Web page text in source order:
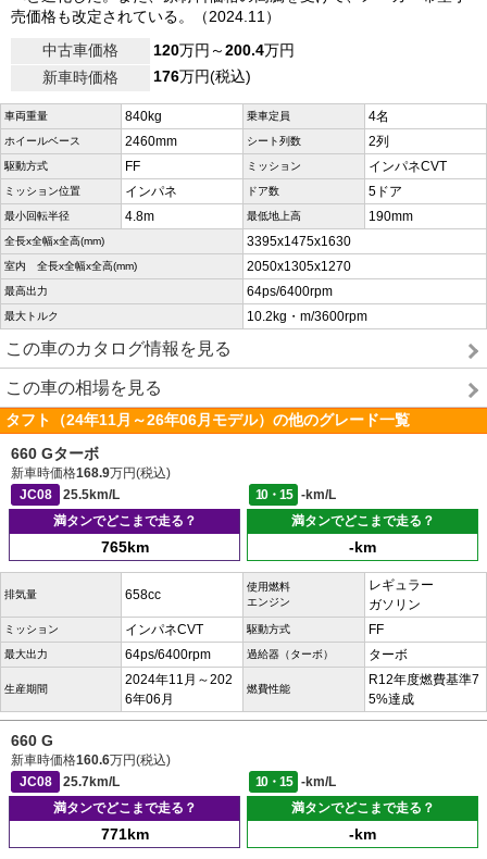
売価格も改定されている。（2024.11）
中古車価格
120万円～200.4万円
新車時価格
176万円(税込)
車両重量 840kg 乗車定員 4名
ホイールベース 2460mm シート列数 2列
駆動方式 FF ミッション インパネCVT
ミッション位置 インパネ ドア数 5ドア
最小回転半径 4.8m 最低地上高 190mm
全長x全幅x全高(mm) 3395x1475x1630
室内 全長x全幅x全高(mm) 2050x1305x1270
最高出力 64ps/6400rpm
最大トルク 10.2kg・m/3600rpm
この車のカタログ情報を見る
この車の相場を見る
タフト（24年11月～26年06月モデル）の他のグレード一覧
660 Gターボ
新車時価格168.9万円(税込)
JC08
25.5km/L 10・15
-km/L
満タンでどこまで走る？
765km
満タンでどこまで走る？
-km
排気量 658cc
使用燃料
エンジン
レギュラー
ガソリン
ミッション インパネCVT 駆動方式 FF
最大出力 64ps/6400rpm 過給器（ターボ） ターボ
生産期間
2024年11月～202
6年06月
燃費性能
R12年度燃費基準7
5%達成
660 G
新車時価格160.6万円(税込)
JC08
25.7km/L 10・15
-km/L
満タンでどこまで走る？
771km
満タンでどこまで走る？
-km